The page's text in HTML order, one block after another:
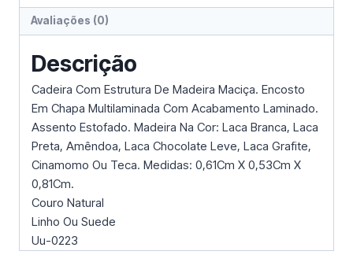
Avaliações (0)
Descrição
Cadeira Com Estrutura De Madeira Maciça. Encosto
Em Chapa Multilaminada Com Acabamento Laminado.
Assento Estofado. Madeira Na Cor: Laca Branca, Laca
Preta, Amêndoa, Laca Chocolate Leve, Laca Grafite,
Cinamomo Ou Teca. Medidas: 0,61Cm X 0,53Cm X
0,81Cm.
Couro Natural
Linho Ou Suede
Uu-0223